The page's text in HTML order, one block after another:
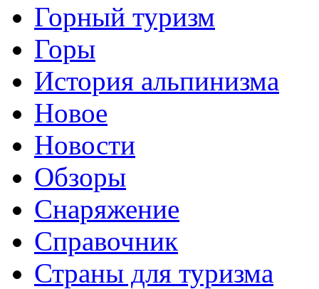
Горный туризм
Горы
История альпинизма
Новое
Новости
Обзоры
Снаряжение
Справочник
Страны для туризма